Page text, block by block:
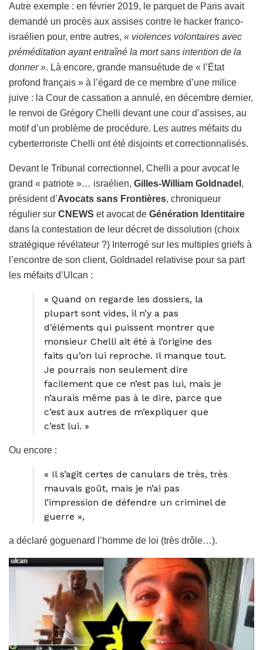
Autre exemple : en février 2019, le parquet de Paris avait
demandé un procès aux assises contre le hacker franco-
israélien pour, entre autres, « violences volontaires avec
préméditation ayant entraîné la mort sans intention de la
donner ». Là encore, grande mansuétude de « l’État
profond français » à l’égard de ce membre d’une milice
juive : la Cour de cassation a annulé, en décembre dernier,
le renvoi de Grégory Chelli devant une cour d’assises, au
motif d’un problème de procédure. Les autres méfaits du
cyberterroriste Chelli ont été disjoints et correctionnalisés.
Devant le Tribunal correctionnel, Chelli a pour avocat le
grand « patriote »… israélien, Gilles-William Goldnadel ,
président d’Avocats sans Frontières, chroniqueur
régulier sur CNEWS et avocat de Génération Identitaire
dans la contestation de leur décret de dissolution (choix
stratégique révélateur ?) Interrogé sur les multiples griefs à
l’encontre de son client, Goldnadel relativise pour sa part
les méfaits d’Ulcan :
« Quand on regarde les dossiers, la
plupart sont vides, il n’y a pas
d’éléments qui puissent montrer que
monsieur Chelli ait été à l’origine des
faits qu’on lui reproche. Il manque tout.
Je pourrais non seulement dire
facilement que ce n’est pas lui, mais je
n’aurais même pas à le dire, parce que
c’est aux autres de m’expliquer que
c’est lui. »
Ou encore :
« Il s’agit certes de canulars de très, très
mauvais goût, mais je n’ai pas
l’impression de défendre un criminel de
guerre »,
a déclaré goguenard l’homme de loi (très drôle…).